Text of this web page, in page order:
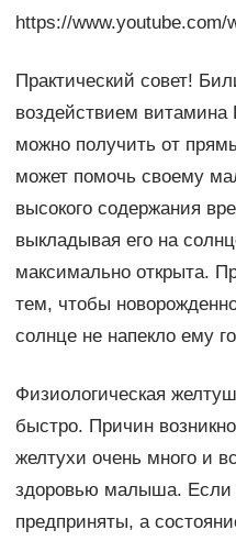
https://www.youtube.com/
Практический совет!
воздействием
можно получить от
может помочь своему
высокого содержания
выкладывая его на
максимально открыта.
тем, чтобы
солнце не напекло ему
Физиологическая
быстро. Причин
желтухи очень много и
здоровью малыша.
предприняты, а